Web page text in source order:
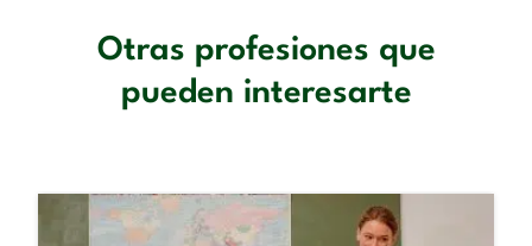
Otras profesiones que
pueden interesarte